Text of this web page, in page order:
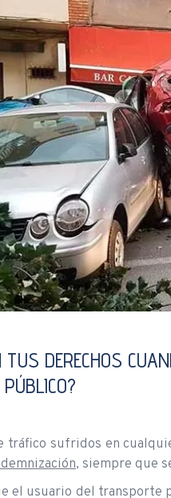
DERECHOS
tráfico sufridos en
, siempre que
el usuario del transporte